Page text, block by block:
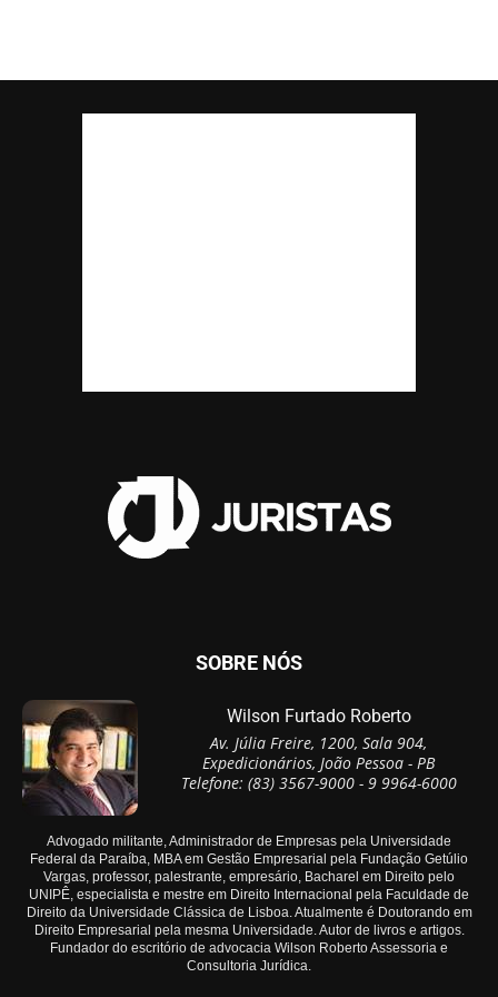
SOBRE NÓS
Wilson Furtado Roberto
Av. Júlia Freire, 1200, Sala 904,
Expedicionários, João Pessoa - PB
Telefone: (83) 3567-9000 - 9 9964-6000
Advogado militante, Administrador de Empresas pela Universidade
Federal da Paraíba, MBA em Gestão Empresarial pela Fundação Getúlio
Vargas, professor, palestrante, empresário, Bacharel em Direito pelo
UNIPÊ, especialista e mestre em Direito Internacional pela Faculdade de
Direito da Universidade Clássica de Lisboa. Atualmente é Doutorando em
Direito Empresarial pela mesma Universidade. Autor de livros e artigos.
Fundador do escritório de advocacia Wilson Roberto Assessoria e
Consultoria Jurídica.